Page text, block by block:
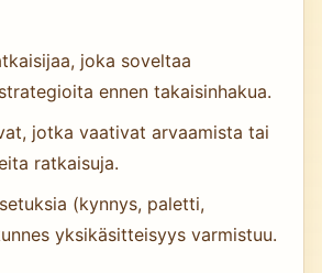
joka soveltaa
ennen takaisinhakua.
jotka vaativat arvaamista tai
ratkaisuja.
(kynnys, paletti,
yksikäsitteisyys varmistuu.